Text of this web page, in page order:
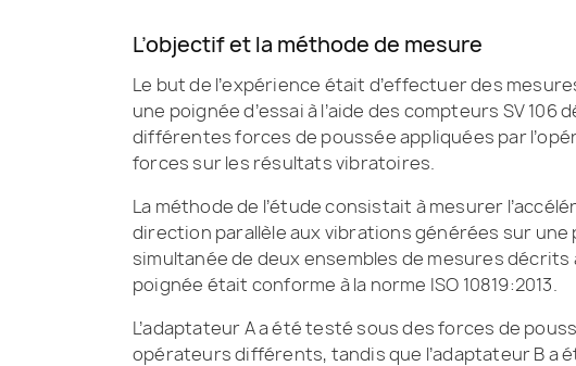
L’objectif et la méthode de mesure
Le but de l’expérience était d’effectuer des
une poignée d’essai à l’aide des compteurs SV 106
différentes forces de poussée appliquées par
forces sur les résultats vibratoires.
La méthode de l’étude consistait à mesurer
direction parallèle aux vibrations générées sur une
simultanée de deux ensembles de mesures décrits
poignée était conforme à la norme ISO 10819:2013.
L’adaptateur A a été testé sous des forces de
opérateurs différents, tandis que l’adaptateur B a